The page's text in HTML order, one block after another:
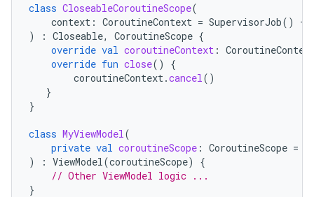
class CloseableCoroutineScope(
context : CoroutineContext = SupervisorJob() +
)
: Closeable, CoroutineScope {
override val coroutineContext :
override fun close()
{
coroutineContext .cancel ()
}
}
class MyViewModel (
private val coroutineScope : CoroutineScope =
)
: ViewModel (coroutineScope)
{
// Other ViewModel logic ...
}